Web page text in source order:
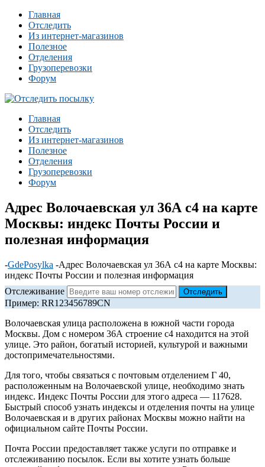
Главная
Отследить
Из интернет-магазинов
Полезное
Отделения
Грузоперевозки
Форум
Главная
Отследить
Из интернет-магазинов
Полезное
Отделения
Грузоперевозки
Форум
Адрес Волочаевская ул 36А с4 на карте
Москвы: индекс Почты России и
полезная информация
-GdePosylka -Адрес Волочаевская ул 36А с4 на карте Москвы:
индекс Почты России и полезная информация
Отслеживание
Пример: RR123456789CN
Волочаевская улица расположена в южной части города
Москвы. Дом с номером 36А строение с4 находится на этой
улице. Это район, богатый историей, культурой и важными
достопримечательностями.
Для того, чтобы связаться с почтовым отделением Г 40,
расположенным на Волочаевской улице, необходимо знать
индекс. Индекс Почты России для этого адреса — 117628.
Быстрый способ узнать индексы и отделения почты на улице
Волочаевская и в других районах Москвы можно найти на
официальном сайте Почты России.
Почта России предоставляет также услуги по отправке и
отслеживанию посылок. Если вы хотите узнать больше